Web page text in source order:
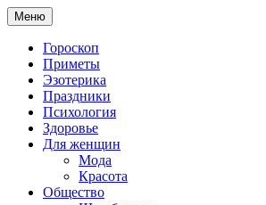
Меню
Гороскоп
Приметы
Эзотерика
Праздники
Психология
Здоровье
Для женщин
Мода
Красота
Общество